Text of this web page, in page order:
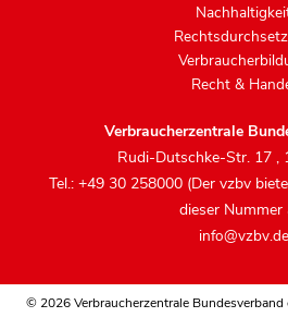
Recht &
Verbraucherzentrale
Rudi-Dutschke-Str. 17 ,
Tel.: +49 30 258000 (Der vzbv
dieser Nummer
info@vzbv.de
© 2026 Verbraucherzentrale Bundesverband